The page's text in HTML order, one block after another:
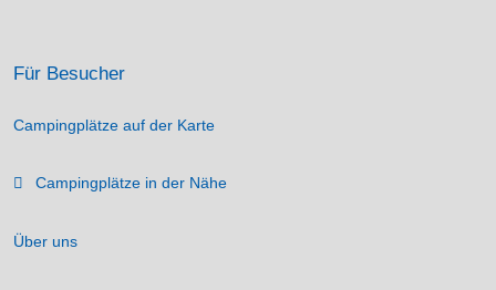
Für Besucher
Campingplätze auf der Karte
Campingplätze in der Nähe
Über uns